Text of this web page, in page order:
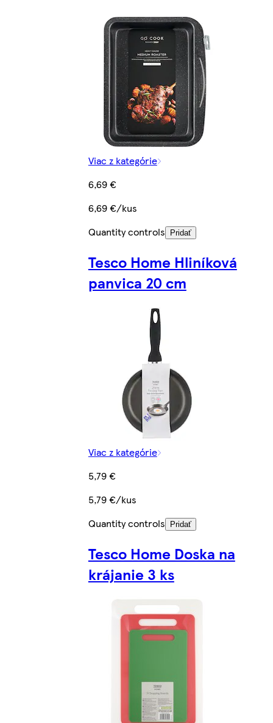
Viac z kategórie
6,69 €
6,69 €/kus
Quantity controls
Pridať
Tesco Home Hliníková
panvica 20 cm
Viac z kategórie
5,79 €
5,79 €/kus
Quantity controls
Pridať
Tesco Home Doska na
krájanie 3 ks